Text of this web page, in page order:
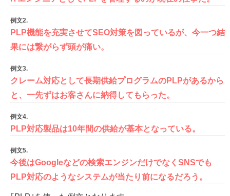
例文2.
PLP機能を充実させてSEO対策を図っているが、今一つ結
果には繋がらず頭が痛い。
例文3.
クレーム対応として長期供給プログラムのPLPがあるから
と、一先ずはお客さんに納得してもらった。
例文4.
PLP対応製品は10年間の供給が基本となっている。
例文5.
今後はGoogleなどの検索エンジンだけでなくSNSでも
PLP対応のようなシステムが当たり前になるだろう。